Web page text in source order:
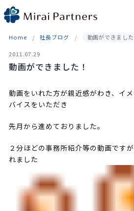
Skip
to
Home 社長ブログ 動画ができました
2011.07.29
動画ができました！
動画をいれた方が親近感がわき、イ
バイスをいただき
先月から進めておりました。
２分ほどの事務所紹介等の動画です
れました